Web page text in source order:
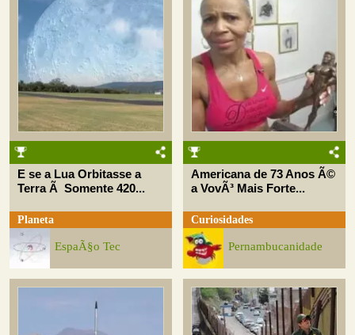
E se a Lua Orbitasse a
Terra Ã Somente 420...
Planeta
EspaÃ§o Tec
Americana de 73 Anos Ã©
a VovÃ³ Mais Forte...
Curiosidades
Pernambucanidade